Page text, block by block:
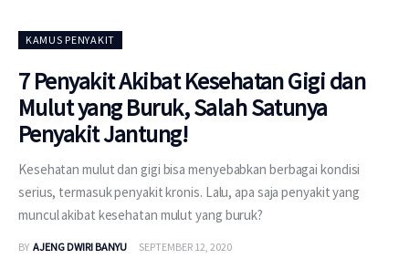
KAMUS PENYAKIT
7 Penyakit Akibat Kesehatan Gigi dan
Mulut yang Buruk, Salah Satunya
Penyakit Jantung!
Kesehatan mulut dan gigi bisa menyebabkan berbagai kondisi
serius, termasuk penyakit kronis. Lalu, apa saja penyakit yang
muncul akibat kesehatan mulut yang buruk?
BY AJENG DWIRI BANYU SEPTEMBER 12, 2020